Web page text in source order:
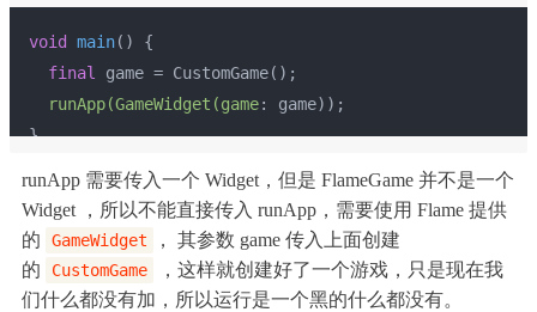
void main()
{
final
game = CustomGame();
runApp(GameWidget(game: game));
}
runApp 需要传入一个 Widget，但是 FlameGame 并不是一个
Widget ，所以不能直接传入 runApp，需要使用 Flame 提供
的
GameWidget
， 其参数 game 传入上面创建
的
CustomGame
，这样就创建好了一个游戏，只是现在我
们什么都没有加，所以运行是一个黑的什么都没有。